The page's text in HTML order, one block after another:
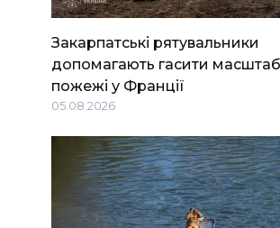
Закарпатські рятувальники
допомагають гасити
пожежі у Франції
05.08.2026